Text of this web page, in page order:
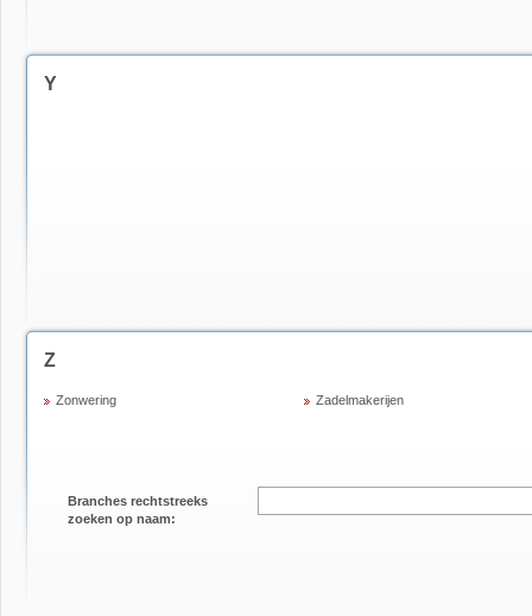
Y
Z
Zonwering Zadelmakerijen
Branches rechtstreeks
zoeken op naam: